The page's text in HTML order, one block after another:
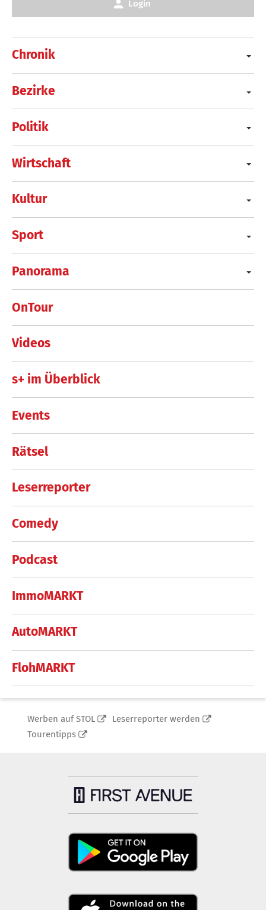
Chronik
Bezirke
Politik
Wirtschaft
Kultur
Sport
Panorama
OnTour
Videos
s+ im Überblick
Events
Rätsel
Leserreporter
Comedy
Podcast
ImmoMARKT
AutoMARKT
FlohMARKT
Login
Werben auf STOL
Leserreporter werden
Tourentipps